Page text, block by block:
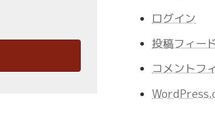
ログイン
投稿フィー
コメントフ